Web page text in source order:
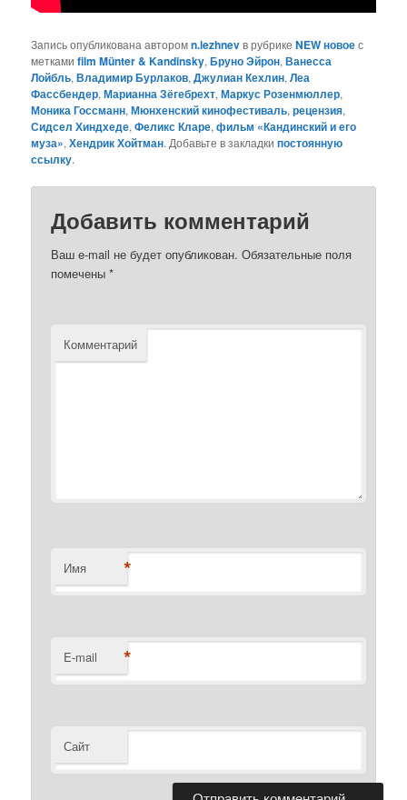
Запись опубликована авторомn.lezhnevв рубрикеNEW новоес
меткамиfilm Münter & Kandinsky,Бруно Эйрон,Ванесса
Лойбль,Владимир Бурлаков,Джулиан Кехлин,Леа
Фассбендер,Марианна Зёгебрехт,Маркус Розенмюллер,
Моника Госсманн,Мюнхенский кинофестиваль,рецензия,
Сидсел Хиндхеде,Феликс Кларе,фильм «Кандинский и его
муза»,Хендрик Хойтман. Добавьте в закладкипостоянную
ссылку.
Добавить комментарий
Ваш e-mail не будет опубликован. Обязательные поля
помечены*
Комментарий
Имя *
E-mail *
Сайт